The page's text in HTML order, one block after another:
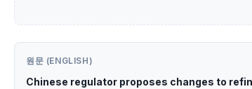
원문 (ENGLISH)
Chinese regulator proposes changes to